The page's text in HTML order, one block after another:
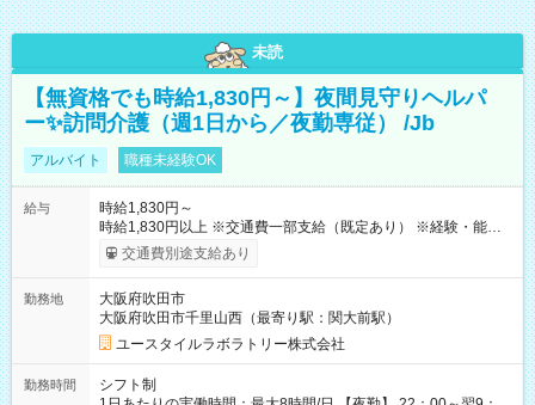
未読
【無資格でも時給1,830円～】夜間見守りヘルパ
ー✨訪問介護（週1日から／夜勤専従） /Jb
アルバイト 職種未経験OK
給与
時給1,830円～
時給1,830円以上 ※交通費一部支給（既定あり） ※経験・能力を
考慮して決定します 【収入例】 週1回勤務の場合：1,830円×8時
間×4回=5万8,560円 週3回勤務の場合：1,830円×8時間×12回
月 ※ 雇用形態と給与に、本採用時と異なる部分があります。 雇
用形態：本採用時と同じです。 給与：時給 1,610円以上
交通費別途支給あり
勤務地
大阪府吹田市
大阪府吹田市千里山西（最寄り駅：関大前駅）
ユースタイルラボラトリー株式会社
勤務時間
シフト制